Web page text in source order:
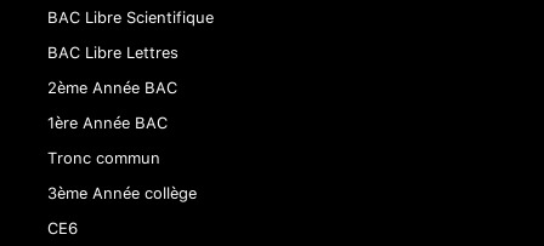
BAC Libre Scientifique
BAC Libre Lettres
2ème Année BAC
1ère Année BAC
Tronc commun
3ème Année collège
CE6